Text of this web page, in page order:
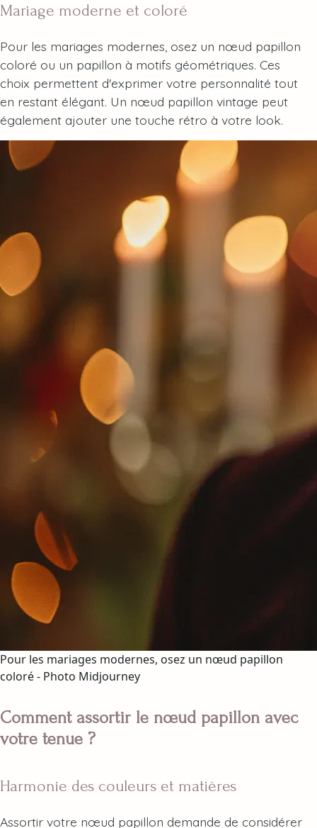
Mariage moderne et coloré
Pour les mariages modernes, osez un nœud papillon
coloré ou un papillon à motifs géométriques. Ces
choix permettent d'exprimer votre personnalité tout
en restant élégant. Un nœud papillon vintage peut
également ajouter une touche rétro à votre look.
Pour les mariages modernes, osez un nœud papillon
coloré - Photo Midjourney
Comment assortir le nœud papillon avec
votre tenue ?
Harmonie des couleurs et matières
Assortir votre nœud papillon demande de considérer